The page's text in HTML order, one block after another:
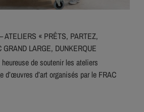
ATELIERS « PRÊTS, PARTEZ,
LARGE, DUNKERQUE
de soutenir les ateliers
d’œuvres d’art organisés par le FRAC